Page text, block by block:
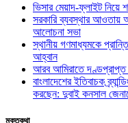
ভিসার মেয়াদ-ফ্লাইট নিয়ে
সরকারি ব্যবস্থার আওতায়
আলোচনা সভা
স্থানীয় গণমাধ্যমকে
আহ্বান
আরব আমিরাতে দণ্ডপ্রাপ্ত
বাংলাদেশের ইতিবাচক
করছেন: দুবাই কনসাল
মুক্তকথা